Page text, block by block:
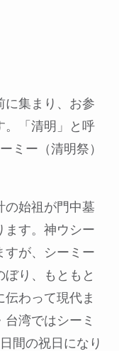
に集まり、お参
。「清明」と呼
ミー（清明祭）
の始祖が門中墓
ます。神ウシー
すが、シーミー
り、もともと
わって現代ま
湾ではシーミ
間の祝日になり